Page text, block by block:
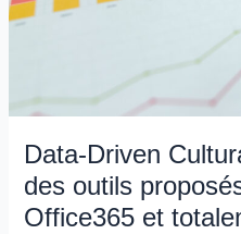
question
Data-Driven
des outils
Office365 et